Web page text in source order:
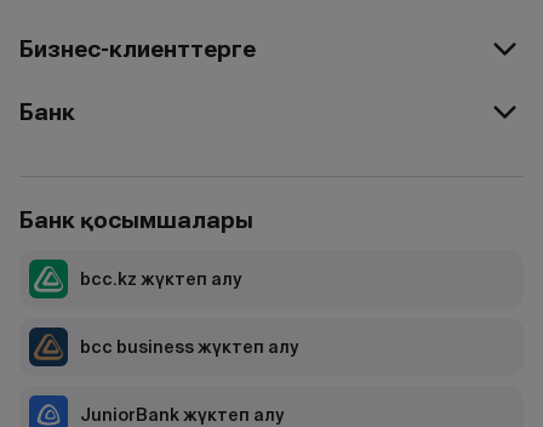
Бизнес-клиенттерге
Банк
Банк қосымшалары
bcc.kz жүктеп алу
bcc business жүктеп алу
JuniorBank жүктеп алу